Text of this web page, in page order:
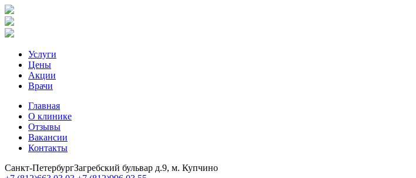
Услуги
Цены
Акции
Врачи
Главная
О клинике
Отзывы
Вакансии
Контакты
Санкт-ПетербургЗагребский бульвар д.9, м. Купчино